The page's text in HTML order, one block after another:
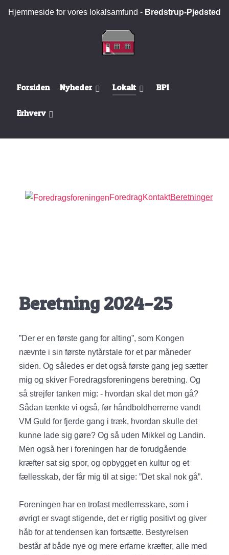
Hjemmeside for vores lokalsamfund - Bredstrup-Pjedsted
Forsiden Nyheder Lokalt BPI
Erhverv
ForedragKontaktBeretninger
Beretning 2024–25
”Der er en første gang for alting”, som Kongen
nævnte i sin første nytårstale for et par måneder
siden. Og således er det også første gang jeg sætter
mig og skiver Foredragsforeningens beretning. Og
så strejfer tanken mig: - hvordan skal det mon gå?
Sådan tænkte vi også, før håndboldherrerne vandt
VM Guld for fjerde gang i træk, hvordan skulle det
kunne lade sig gøre? Og så uden Mikkel og Landin.
Men også her i foreningen har de forudgående
kræfter sat sig spor, og opbygget en kultur og et
fællesskab, der får mig til at sige: ”Det skal nok gå”.
Foreningen har en trofast medlemsskare, som i
øvrigt er svagt stigende, det er rigtig positivt og giver
håb for at tendensen kan fortsætte. Bestyrelsen
består af både nye og mere erfarne kræfter, alle med